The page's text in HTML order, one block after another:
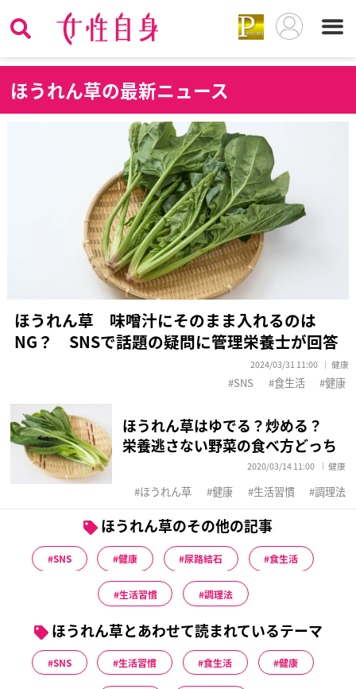
ほうれん草の最新ニュース
ほうれん草 味噌汁にそのまま入れるのは
NG？ SNSで話題の疑問に管理栄養士が回答
2024/03/31 11:00 健康
SNS 食生活 健康
ほうれん草はゆでる？炒める？
栄養逃さない野菜の食べ方どっち
2020/03/14 11:00 健康
ほうれん草 健康 生活習慣 調理法
ほうれん草のその他の記事
SNS 健康 尿路結石 食生活
生活習慣 調理法
ほうれん草とあわせて読まれているテーマ
SNS 生活習慣 食生活 健康